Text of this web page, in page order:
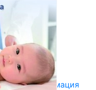
информация